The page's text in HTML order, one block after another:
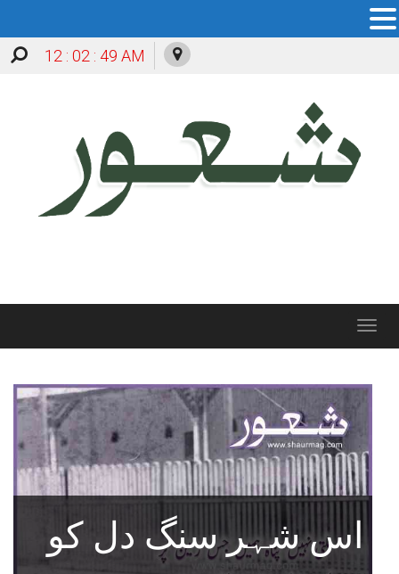
12 : 02 : 51 AM
Toggle
اس شہر سنگ دل کو